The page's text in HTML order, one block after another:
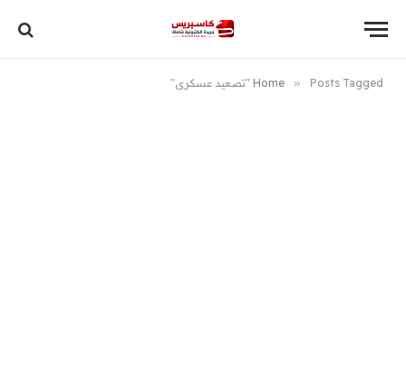
Home » Posts Tagged "تصعيد عسكري"